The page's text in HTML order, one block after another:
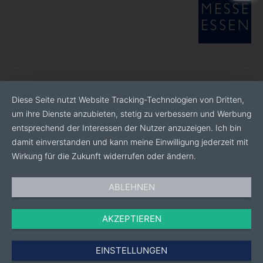
in Übereinstimmung mit der
Ebene von zahlreichen amtlichen Kontroll- und
Zertifizierungsstellen wie
ABS BV DB , DNV ,LRS
RINA
TÜV ausgestellt wurden.
Diese Seite nutzt Website Tracking-Technologien von Dritten,
um ihre Dienste anzubieten, stetig zu verbessern und Werbung
entsprechend der Interessen der Nutzer anzuzeigen. Ich bin
damit einverstanden und kann meine Einwilligung jederzeit mit
Wirkung für die Zukunft widerrufen oder ändern.
ABLEHNEN
AKZEPTIEREN
EINSTELLUNGEN